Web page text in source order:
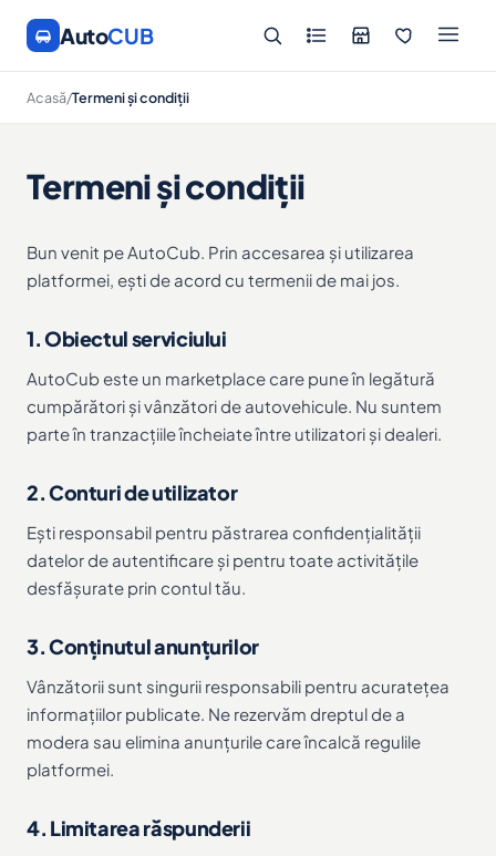
AutoCUB
Acasă/Termeni și condiții
Termeni și condiții
Bun venit pe AutoCub. Prin accesarea și utilizarea
platformei, ești de acord cu termenii de mai jos.
1. Obiectul serviciului
AutoCub este un marketplace care pune în legătură
cumpărători și vânzători de autovehicule. Nu suntem
parte în tranzacțiile încheiate între utilizatori și dealeri.
2. Conturi de utilizator
Ești responsabil pentru păstrarea confidențialității
datelor de autentificare și pentru toate activitățile
desfășurate prin contul tău.
3. Conținutul anunțurilor
Vânzătorii sunt singurii responsabili pentru acuratețea
informațiilor publicate. Ne rezervăm dreptul de a
modera sau elimina anunțurile care încalcă regulile
platformei.
4. Limitarea răspunderii